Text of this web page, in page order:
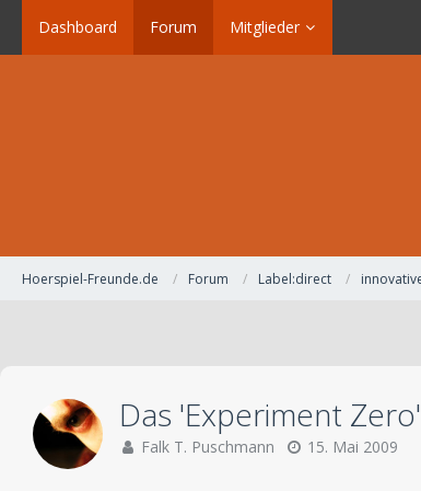
Dashboard Forum Mitglieder
Hoerspiel-Freunde.de Forum Label:direct
Das 'Experiment
Falk T. Puschmann 15. Mai 2009